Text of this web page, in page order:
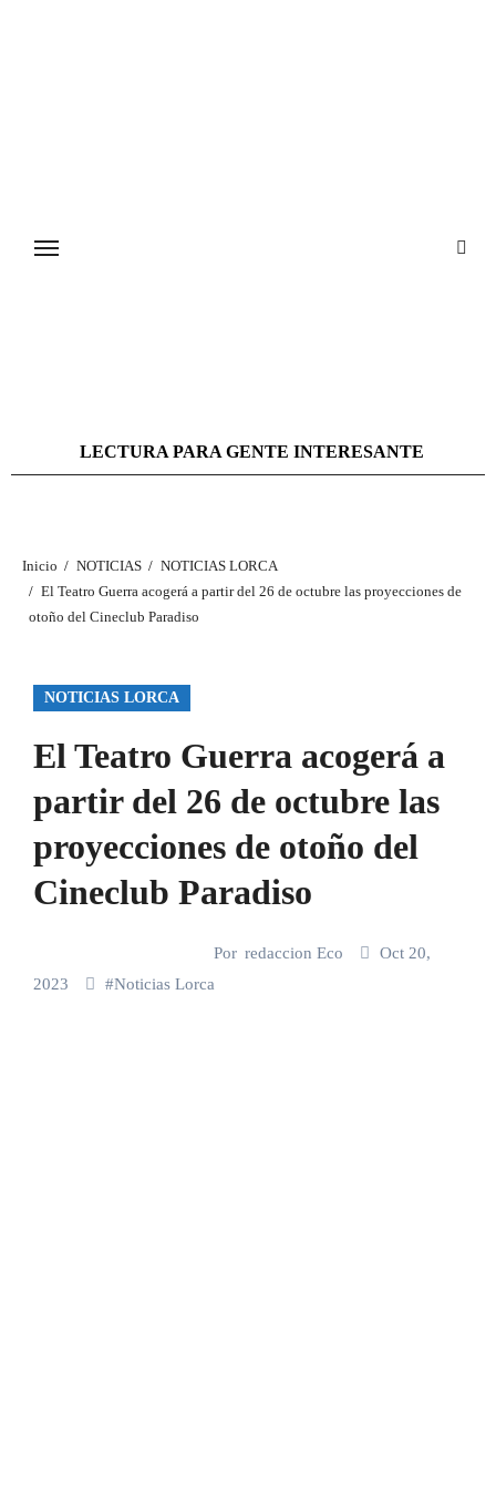
LECTURA PARA GENTE INTERESANTE
Inicio NOTICIAS
NOTICIAS LORCA
El Teatro Guerra acogerá a partir del 26 de octubre las proyecciones de
otoño del Cineclub Paradiso
NOTICIAS LORCA
El Teatro Guerra acogerá a
partir del 26 de octubre las
proyecciones de otoño del
Cineclub Paradiso
Por redaccion Eco
Oct 20,
2023
#Noticias Lorca